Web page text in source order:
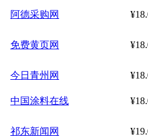
阿德采购网
免费黄页网
今日青州网
中国涂料在线
祁东新闻网